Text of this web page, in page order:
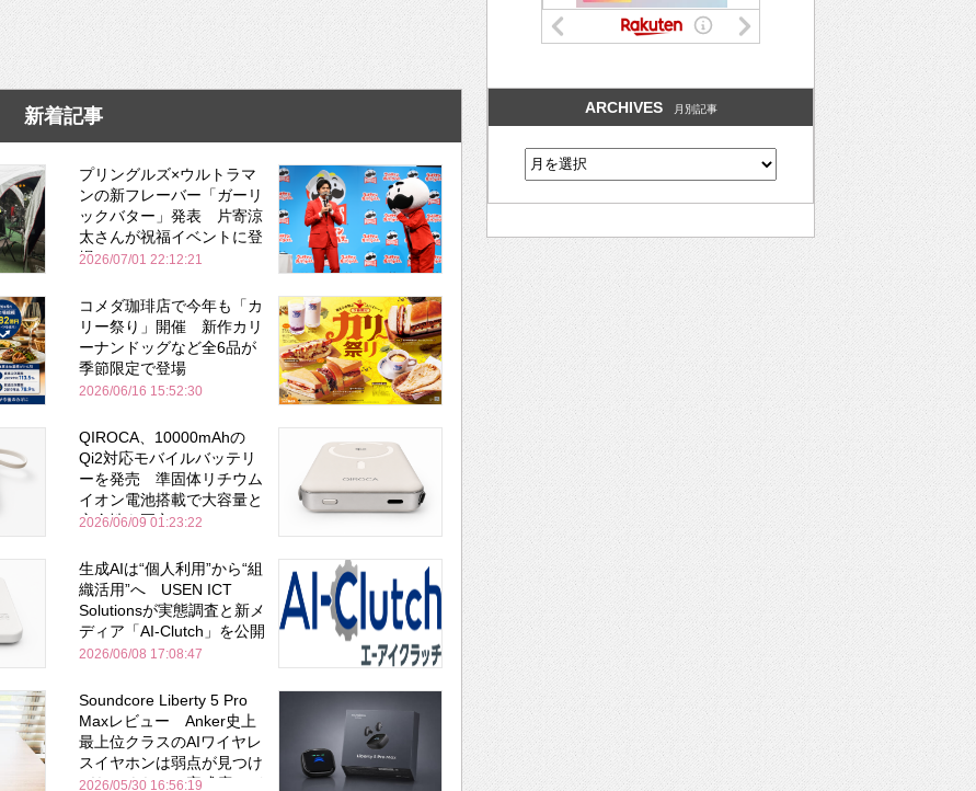
新着記事
プリングルズ×ウルトラマ
ンの新フレーバー「ガーリ
ックバター」発表 片寄涼
太さんが祝福イベントに登
場
2026/07/01 22:12:21
コメダ珈琲店で今年も「カ
リー祭り」開催 新作カリ
ーナンドッグなど全6品が
季節限定で登場
2026/06/16 15:52:30
QIROCA、10000mAhの
Qi2対応モバイルバッテリ
ーを発売 準固体リチウム
イオン電池搭載で大容量と
安全性を両立
2026/06/09 01:23:22
生成AIは“個人利用”から“組
織活用”へ USEN ICT
Solutionsが実態調査と新メ
ディア「AI-Clutch」を公開
2026/06/08 17:08:47
Soundcore Liberty 5 Pro
Maxレビュー Anker史上
最上位クラスのAIワイヤレ
スイヤホンは弱点が見つけ
づらいくらいの完成度にび
2026/05/30 16:56:19
ARCHIVES 月別記事